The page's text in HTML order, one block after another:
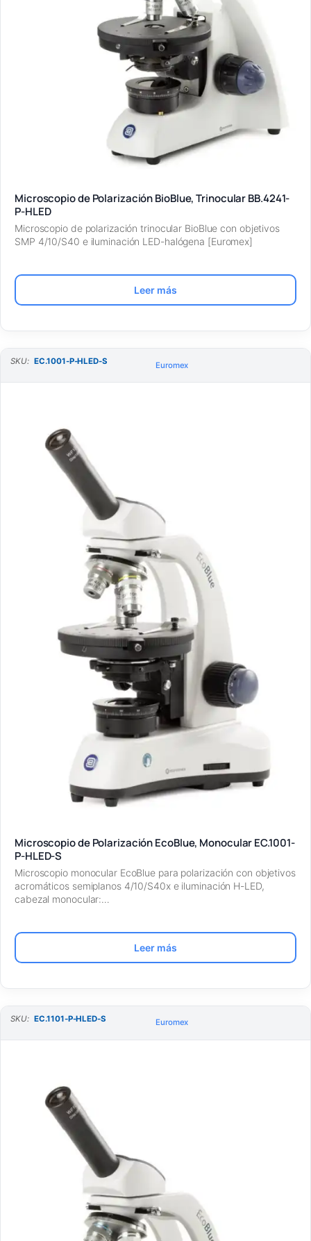
Microscopio de Polarización BioBlue, Trinocular BB.4241-
P-HLED
Microscopio de polarización trinocular BioBlue con objetivos
SMP 4/10/S40 e iluminación LED-halógena [Euromex]
Leer más
SKU: EC.1001-P-HLED-S Euromex
Microscopio de Polarización EcoBlue, Monocular EC.1001-
P-HLED-S
Microscopio monocular EcoBlue para polarización con objetivos
acromáticos semiplanos 4/10/S40x e iluminación H-LED,
cabezal monocular:…
Leer más
SKU: EC.1101-P-HLED-S Euromex